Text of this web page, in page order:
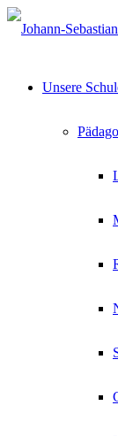
Unsere